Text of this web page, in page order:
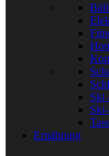
Ski
Ernährung